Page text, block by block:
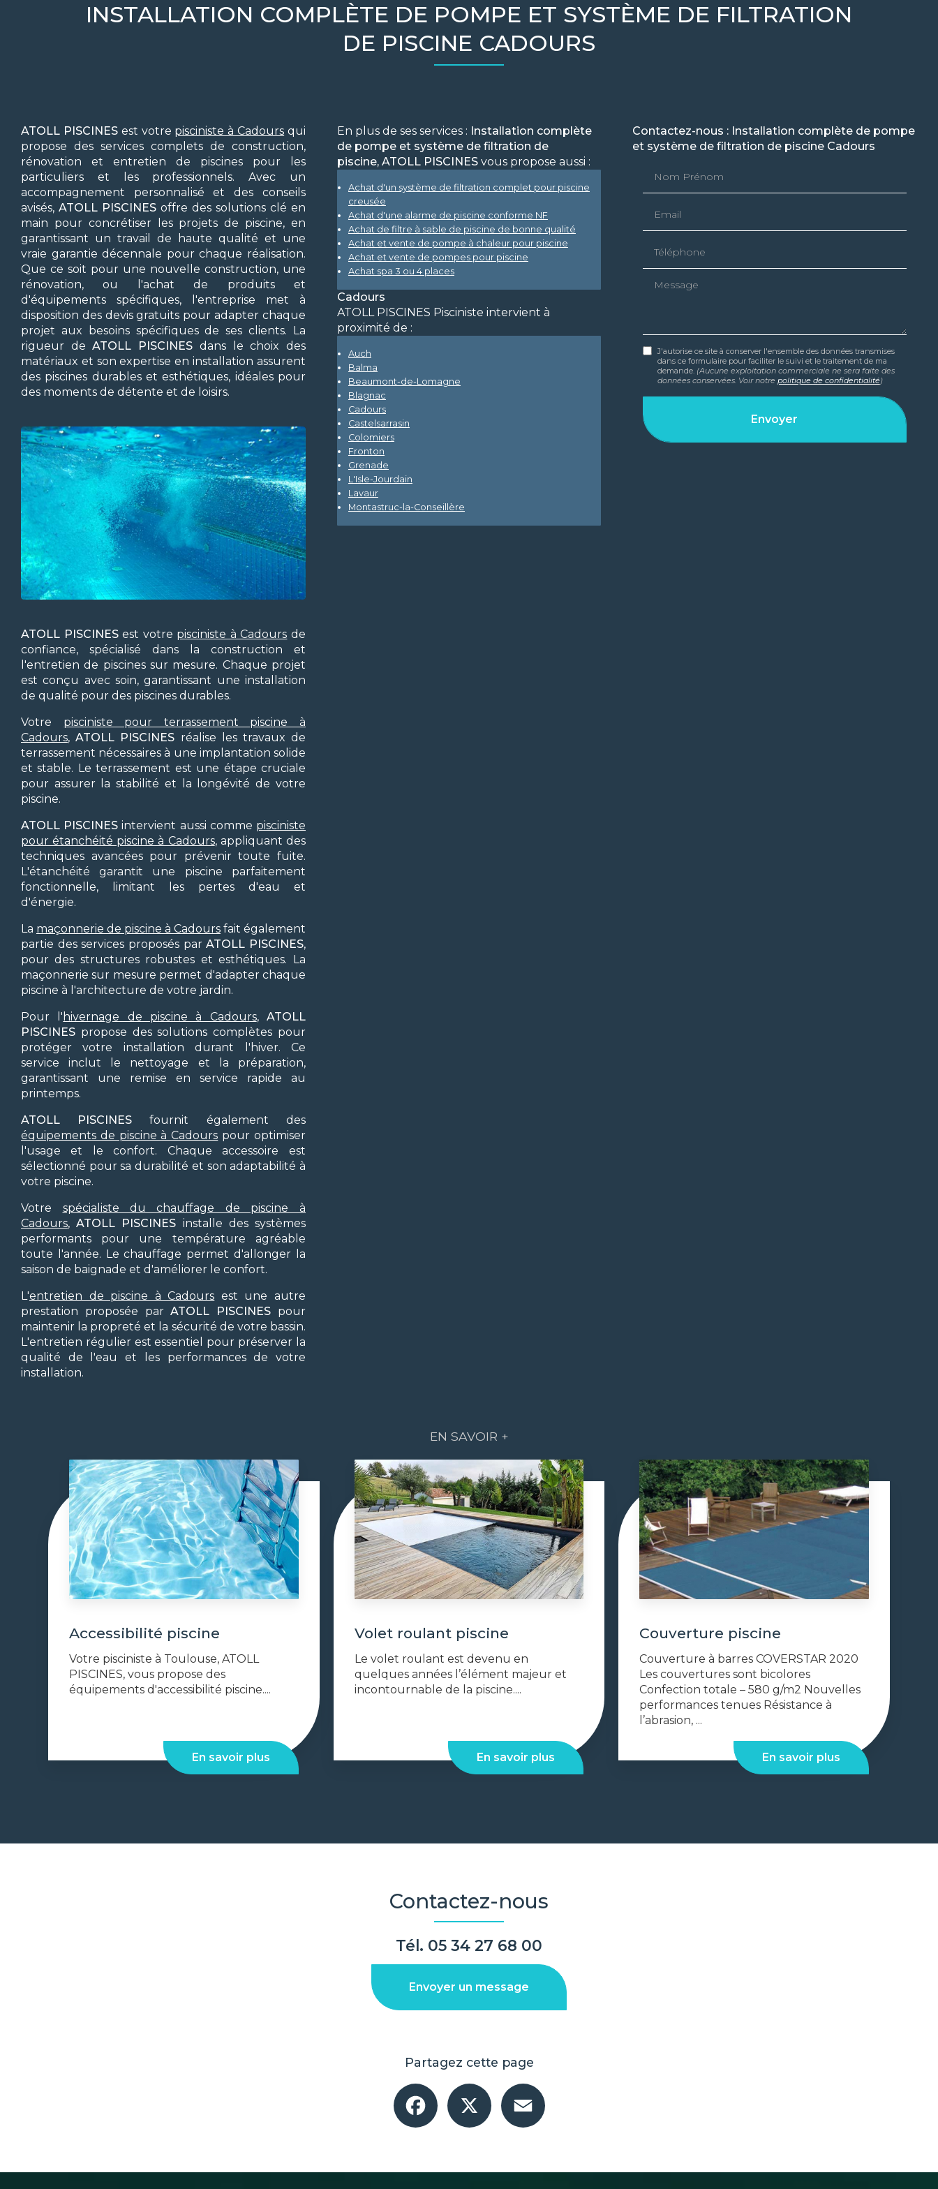
INSTALLATION COMPLÈTE DE POMPE ET SYSTÈME DE FILTRATION
DE PISCINE CADOURS
ATOLL PISCINESest votre pisciniste à Cadours qui
propose des services complets de construction,
rénovation et entretien de piscines pour les
particuliers et les professionnels. Avec un
accompagnement personnalisé et des conseils
avisés, ATOLL PISCINES offre des solutions clé en
main pour concrétiser les projets de piscine, en
garantissant un travail de haute qualité et une
vraie garantie décennale pour chaque réalisation.
Que ce soit pour une nouvelle construction, une
rénovation, ou l'achat de produits et
d'équipements spécifiques, l'entreprise met à
disposition des devis gratuits pour adapter chaque
projet aux besoins spécifiques de ses clients. La
rigueur deATOLL PISCINES dans le choix des
matériaux et son expertise en installation assurent
des piscines durables et esthétiques, idéales pour
des moments de détente et de loisirs.
ATOLL PISCINESest votre pisciniste à Cadours de
confiance, spécialisé dans la construction et
l'entretien de piscines sur mesure. Chaque projet
est conçu avec soin, garantissant une installation
de qualité pour des piscines durables.
Votre pisciniste pour terrassement piscine à
Cadours,ATOLL PISCINES réalise les travaux de
terrassement nécessaires à une implantation solide
et stable. Le terrassement est une étape cruciale
pour assurer la stabilité et la longévité de votre
piscine.
ATOLL PISCINES intervient aussi comme pisciniste
pour étanchéité piscine à Cadours, appliquant des
techniques avancées pour prévenir toute fuite.
L'étanchéité garantit une piscine parfaitement
fonctionnelle, limitant les pertes d'eau et
d'énergie.
La maçonnerie de piscine à Cadours fait également
partie des services proposés parATOLL PISCINES,
pour des structures robustes et esthétiques. La
maçonnerie sur mesure permet d'adapter chaque
piscine à l'architecture de votre jardin.
Pour l' hivernage de piscine à Cadours,ATOLL
PISCINES propose des solutions complètes pour
protéger votre installation durant l'hiver. Ce
service inclut le nettoyage et la préparation,
garantissant une remise en service rapide au
printemps.
ATOLL PISCINES fournit également des
équipements de piscine à Cadours pour optimiser
l'usage et le confort. Chaque accessoire est
sélectionné pour sa durabilité et son adaptabilité à
votre piscine.
Votre spécialiste du chauffage de piscine à
Cadours,ATOLL PISCINES installe des systèmes
performants pour une température agréable
toute l'année. Le chauffage permet d'allonger la
saison de baignade et d'améliorer le confort.
L'entretien de piscine à Cadours est une autre
prestation proposée parATOLL PISCINES pour
maintenir la propreté et la sécurité de votre bassin.
L'entretien régulier est essentiel pour préserver la
qualité de l'eau et les performances de votre
installation.
En plus de ses services : Installation complète
de pompe et système de filtration de
piscine, ATOLL PISCINESvous propose aussi :
Achat d'un système de filtration complet pour piscine
creusée
Achat d'une alarme de piscine conforme NF
Achat de filtre à sable de piscine de bonne qualité
Achat et vente de pompe à chaleur pour piscine
Achat et vente de pompes pour piscine
Achat spa 3 ou 4 places
Cadours
ATOLL PISCINES Pisciniste intervient à
proximité de :
Auch
Balma
Beaumont-de-Lomagne
Blagnac
Cadours
Castelsarrasin
Colomiers
Fronton
Grenade
L'Isle-Jourdain
Lavaur
Montastruc-la-Conseillère
Contactez-nous : Installation complète de pompe
et système de filtration de piscine Cadours
Message
J'autorise ce site à conserver l'ensemble des données transmises
dans ce formulaire pour faciliter le suivi et le traitement de ma
demande. (Aucune exploitation commerciale ne sera faite des
données conservées. Voir notre politique de confidentialité)
EN SAVOIR +
Accessibilité piscine
Votre pisciniste à Toulouse, ATOLL
PISCINES, vous propose des
équipements d'accessibilité piscine....
En savoir plus
Volet roulant piscine
Le volet roulant est devenu en
quelques années l’élément majeur et
incontournable de la piscine....
En savoir plus
Couverture piscine
Couverture à barres COVERSTAR 2020
Les couvertures sont bicolores
Confection totale – 580 g/m2 Nouvelles
performances tenues Résistance à
l’abrasion, ...
En savoir plus
Contactez-nous
Tél. 05 34 27 68 00
Envoyer un message
Partagez cette page
Facebook